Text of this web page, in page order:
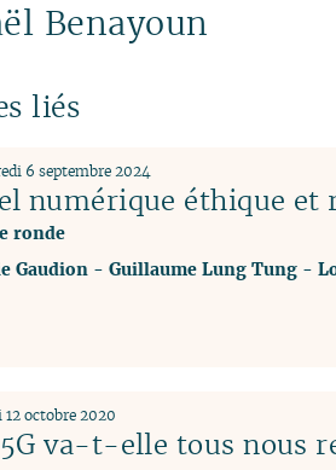
Benayoun
liés
numérique éthique
ronde
6 septembre 2024
Gaudion- Guillaume Lung Tung-
va-t-elle tous nous
octobre 2020